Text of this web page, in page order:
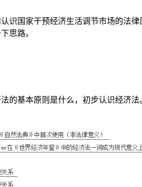
识国家干预经济生活调节市场的法
思路。
的基本原则是什么，初步认识经济法